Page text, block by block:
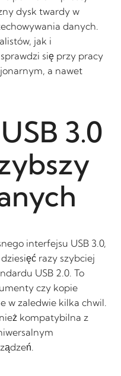
dysk twardy w
danych.
jak i
się przy pracy
a nawet
3.0
interfejsu USB 3.0,
razy szybciej
USB 2.0. To
czy kopie
w zaledwie kilka chwil.
kompatybilna z